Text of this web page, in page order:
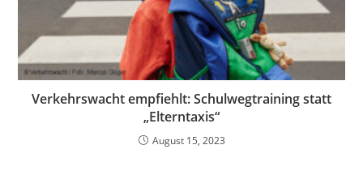
Verkehrswacht empfiehlt: Schulwegtraining statt
„Elterntaxis“
August 15, 2023